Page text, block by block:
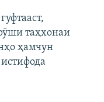
таҳхонаи
ҳамчун